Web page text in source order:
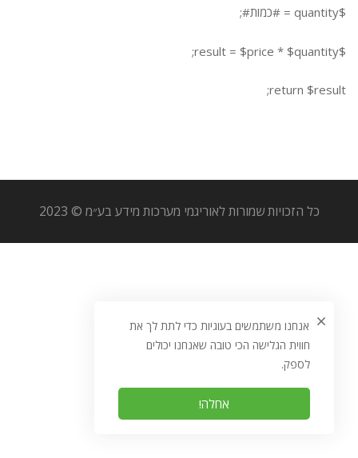
$quantity = #כמות#;
$result = $price * $quantity;
return $result;
כל הזכויות שמורות לאוריגמי מערכות מידע בע״מ © 2023
אנחנו משתמשים בעוגיות כדי לתת לך את
חווית הגלישה הכי טובה שאנחנו יכולים
לספק.
אחלה!